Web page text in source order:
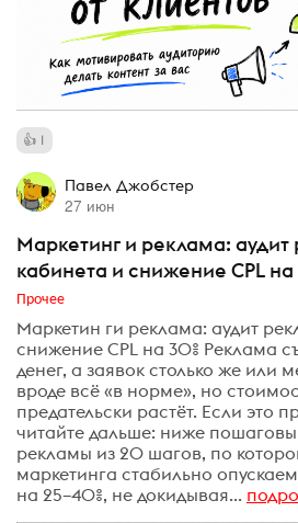
1
Павел Джобстер
27 июн
Маркетинг и реклама: аудит
кабинета и снижение CPL на
Прочее
Маркетин ги реклама: аудит
снижение CPL на 30% Реклама
денег, а заявок столько же или
вроде всё «в норме», но
предательски растёт. Если это
читайте дальше: ниже
рекламы из 20 шагов, по
маркетинга стабильно
на 25–40%, не докидывая...